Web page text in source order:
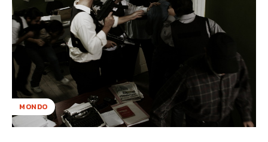
MONDO